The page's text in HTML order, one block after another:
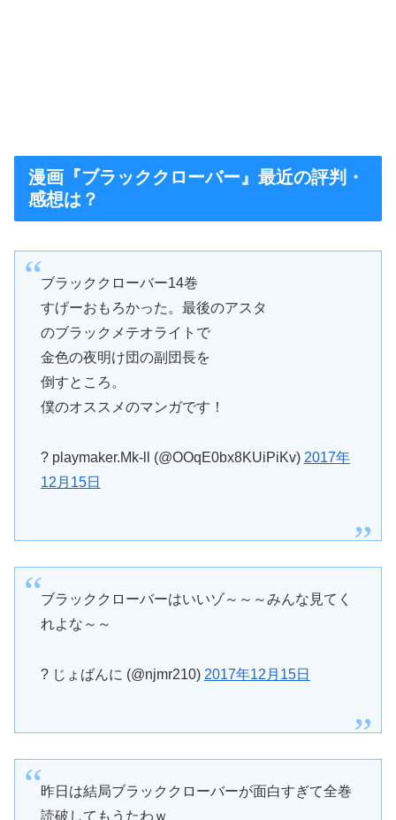
漫画『ブラッククローバー』最近の評判・
感想は？
ブラッククローバー14巻
すげーおもろかった。最後のアスタ
のブラックメテオライトで
金色の夜明け団の副団長を
倒すところ。
僕のオススメのマンガです！
? playmaker.Mk-ll (@OOqE0bx8KUiPiKv) 2017年
12月15日
ブラッククローバーはいいゾ～～～みんな見てく
れよな～～
? じょばんに (@njmr210) 2017年12月15日
昨日は結局ブラッククローバーが面白すぎて全巻
読破してもうたわｗ